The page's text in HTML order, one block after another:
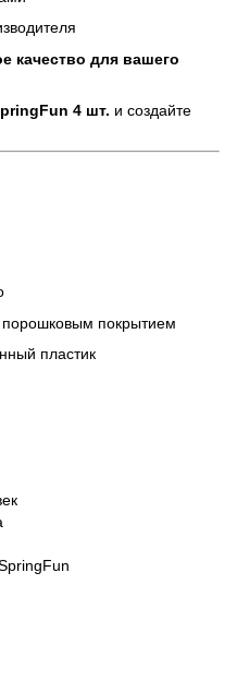
качество для вашего
4 шт. и создайте
покрытием
пластик